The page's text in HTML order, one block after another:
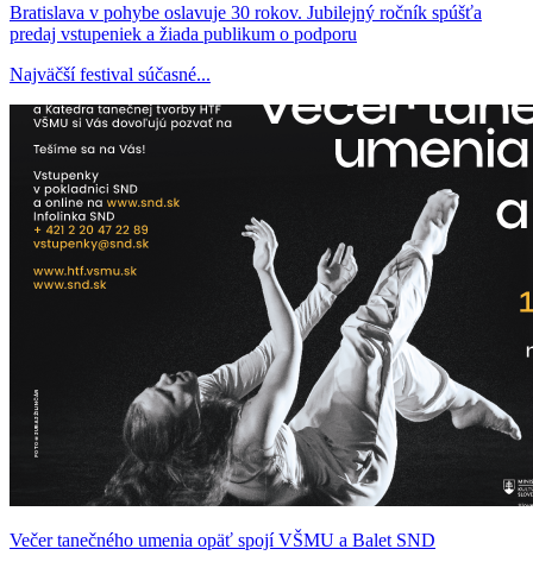
Bratislava v pohybe oslavuje 30 rokov. Jubilejný ročník spúšťa
predaj vstupeniek a žiada publikum o podporu
Najväčší festival súčasné...
Večer tanečného umenia opäť spojí VŠMU a Balet SND